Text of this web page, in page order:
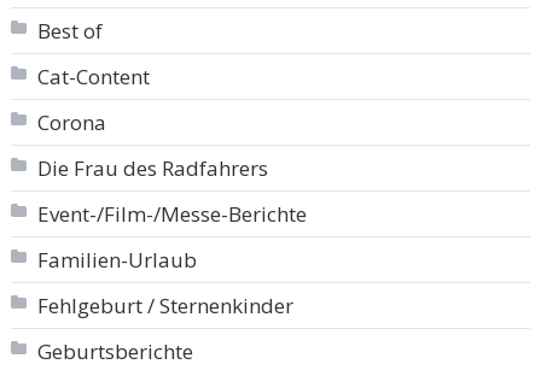
Best of
Cat-Content
Corona
Die Frau des Radfahrers
Event-/Film-/Messe-Berichte
Familien-Urlaub
Fehlgeburt / Sternenkinder
Geburtsberichte